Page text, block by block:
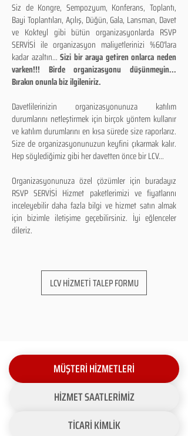
Siz de Kongre, Sempozyum, Konferans, Toplantı,
Bayi Toplantıları, Açılış, Düğün, Gala, Lansman, Davet
ve Kokteyl gibi bütün organizasyonlarda RSVP
SERVİSİ ile organizasyon maliyetlerinizi %60'lara
kadar azaltın...Sizi bir araya getiren onlarca neden
varken!!! Birde organizasyonu düşünmeyin...
Bırakın onunla biz ilgileniriz.
Davetlilerinizin organizasyonunuza katılım
durumlarını netleştirmek için birçok yöntem kullanır
ve katılım durumlarını en kısa sürede size raporlarız.
Size de organizasyonunuzun keyfini çıkarmak kalır.
Hep söylediğimiz gibi her davetten önce bir LCV...
Organizasyonunuza özel çözümler için buradayız
RSVP SERVİSİ Hizmet paketlerimizi ve fiyatlarını
inceleyebilir daha fazla bilgi ve hizmet satın almak
için bizimle iletişime geçebilirsiniz. İyi eğlenceler
dileriz.
LCV HİZMETİ TALEP FORMU
MÜŞTERİ HİZMETLERİ
HİZMET SAATLERİMİZ
TİCARİ KİMLİK